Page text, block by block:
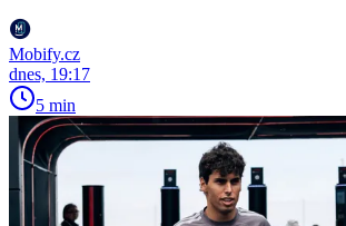
Mobify.cz
dnes, 19:17
5 min